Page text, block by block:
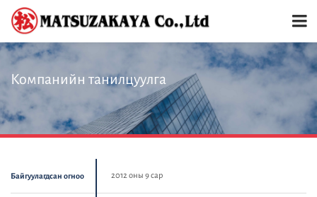
Компанийн танилцуулга
Байгуулагдсан огноо 2012 оны 9 сар